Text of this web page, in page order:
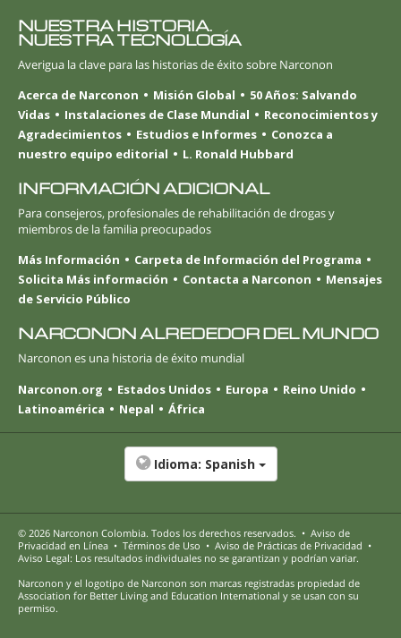
NUESTRA HISTORIA.
NUESTRA TECNOLOGÍA
Averigua la clave para las historias de éxito sobre Narconon
Acerca de Narconon
Misión Global
50 Años: Salvando
Vidas
Instalaciones de Clase Mundial
Reconocimientos y
Agradecimientos
Estudios e Informes
Conozca a
nuestro equipo editorial
L. Ronald Hubbard
INFORMACIÓN ADICIONAL
Para consejeros, profesionales de rehabilitación de drogas y
miembros de la familia preocupados
Más Información
Carpeta de Información del Programa
Solicita Más información
Contacta a Narconon
Mensajes
de Servicio Público
NARCONON ALREDEDOR DEL MUNDO
Narconon es una historia de éxito mundial
Narconon.org
Estados Unidos Europa
Reino Unido
Latinoamérica
Nepal África
Idioma: Spanish
© 2026 Narconon Colombia. Todos los derechos reservados. • Aviso de
Privacidad en Línea • Términos de Uso • Aviso de Prácticas de Privacidad •
Aviso Legal: Los resultados individuales no se garantizan y podrían variar.
Narconon y el logotipo de Narconon son marcas registradas propiedad de
Association for Better Living and Education International y se usan con su
permiso.